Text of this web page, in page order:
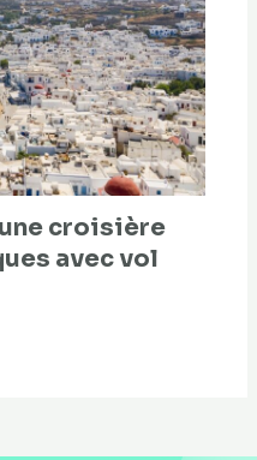
croisière
avec vol